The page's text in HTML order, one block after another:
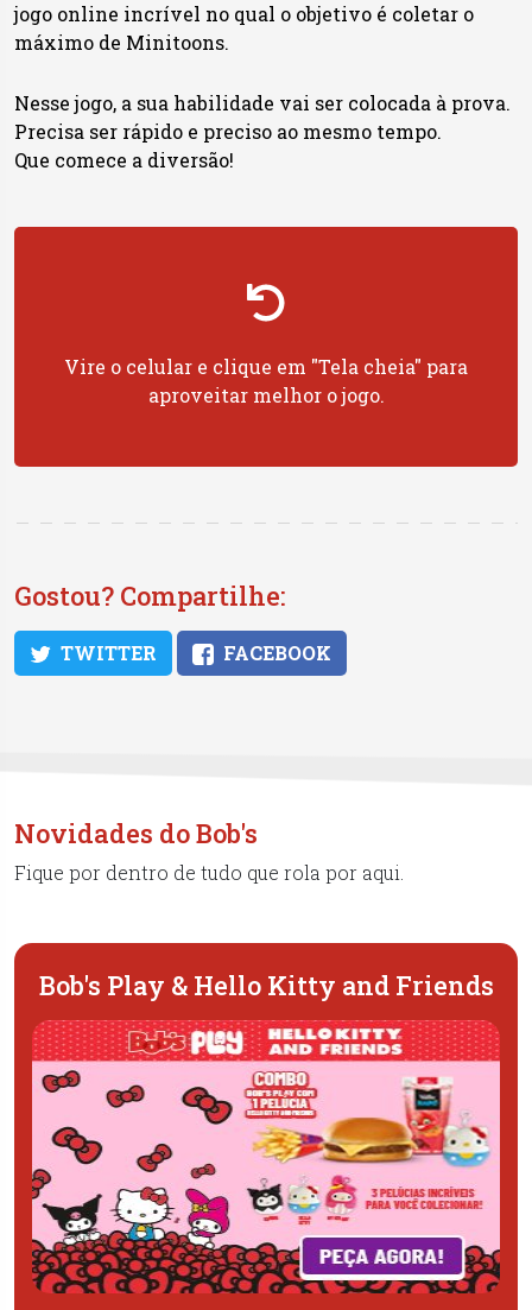
jogo online incrível no qual o objetivo é coletar o
máximo de Minitoons.​
Nesse jogo, a sua habilidade vai ser colocada à prova.
Precisa ser rápido e preciso ao mesmo tempo.
Que comece a diversão!
Vire o celular e clique em "Tela cheia" para
aproveitar melhor o jogo.
Gostou? Compartilhe:
TWITTER FACEBOOK
Novidades do Bob's
Fique por dentro de tudo que rola por aqui.
Bob's Play & Hello Kitty and Friends